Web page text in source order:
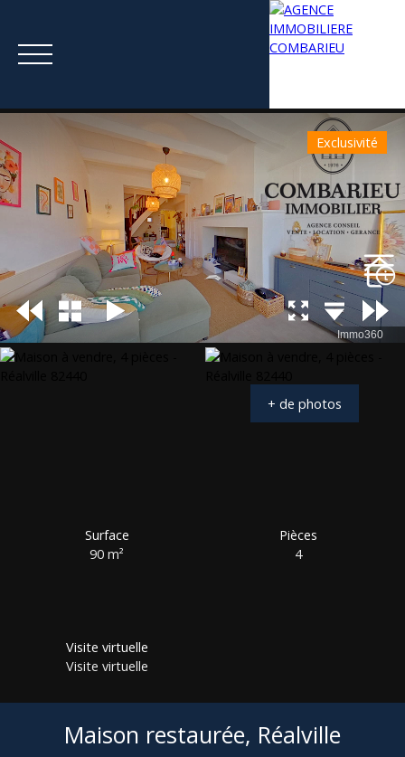
Exclusivité
+ de photos
Surface
90m²
Pièces
4
Visite virtuelle
Visite virtuelle
Maison restaurée, Réalville